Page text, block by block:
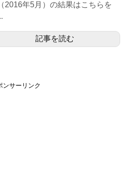
2016年5月）の結果はこちらを
記事を読む
ンサーリンク